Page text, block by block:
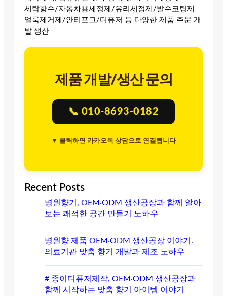
세탁향수/자동차용세정제/유리세정제/발수코팅제
얼룩제거제/안티포그/디퓨저 등 다양한 제품 주문 개
발 생산
제품 개발/생산 문의
📞 010-8693-0182
▼ 클릭하면 카카오톡 상담으로 연결됩니다
Recent Posts
병원향기, OEM·ODM 생산공장과 함께 알아
보는 쾌적한 공간 만들기 노하우
병원향 제품 OEM·ODM 생산공장 이야기.
의료기관 맞춤 향기 개발과 제조 노하우
# 종이디퓨저제작, OEM·ODM 생산공장과
함께 시작하는 맞춤 향기 아이템 이야기